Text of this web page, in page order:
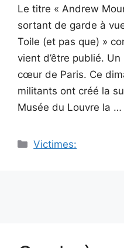
Le titre « Andrew
sortant de garde à
Toile (et pas que) »
vient d’être publié. Un
cœur de Paris. Ce
militants ont créé la
Musée du Louvre la …
Catégories
Victimes: